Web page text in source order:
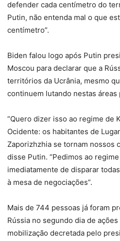
defender cada centímetro do
Putin, não entenda mal o que
centímetro”.
Biden falou logo após Putin
Moscou para declarar que a
territórios da Ucrânia, mesmo
continuem lutando nestas
“Quero dizer isso ao regime de
Ocidente: os habitantes de
Zaporizhzhia se tornam nossos
disse Putin. “Pedimos ao
imediatamente de disparar
à mesa de negociações”.
Mais de 744 pessoas já foram
Rússia no segundo dia de
mobilização decretada pelo